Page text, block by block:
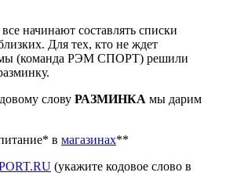
начинают составлять списки
Для тех, кто не ждет
мы (команда РЭМ СПОРТ) решили
слову РАЗМИНКА мы дарим
в магазинах**
(укажите кодовое слово в